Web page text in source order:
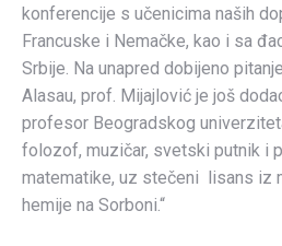
konferencije s učenicima naših
Francuske i Nemačke, kao i sa
Srbije. Na unapred dobijeno
Alasau, prof. Mijajlović je još
profesor Beogradskog
folozof, muzičar, svetski putnik i
matematike, uz stečeni lisans iz
hemije na Sorboni.“